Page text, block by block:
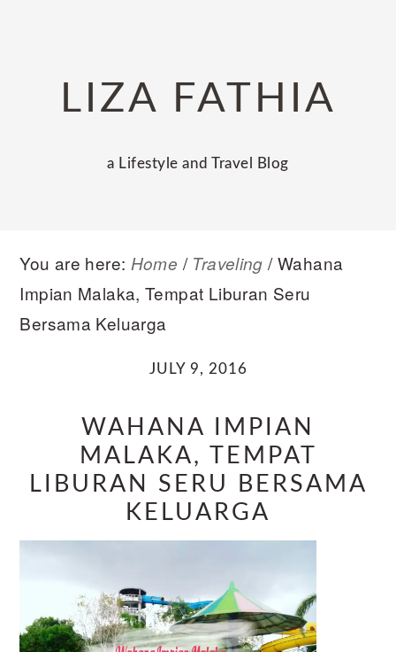
navigationLIZA FATHIA
a Lifestyle and Travel Blog
You are here: Home / Traveling /Wahana
Impian Malaka, Tempat Liburan Seru
Bersama Keluarga
JULY 9, 2016
WAHANA IMPIAN
MALAKA, TEMPAT
LIBURAN SERU BERSAMA
KELUARGA